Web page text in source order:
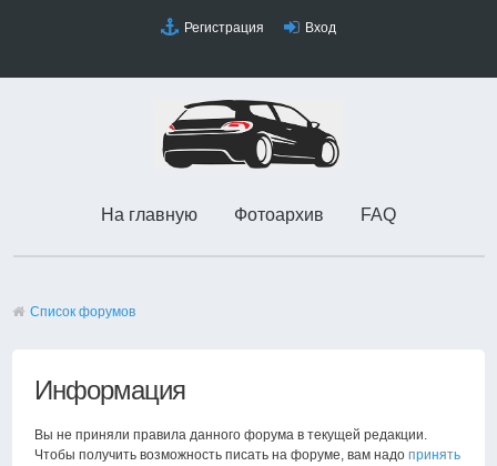
Регистрация Вход
На главную Фотоархив FAQ
Список форумов
Информация
Вы не приняли правила данного форума в текущей редакции.
Чтобы получить возможность писать на форуме, вам надопринять